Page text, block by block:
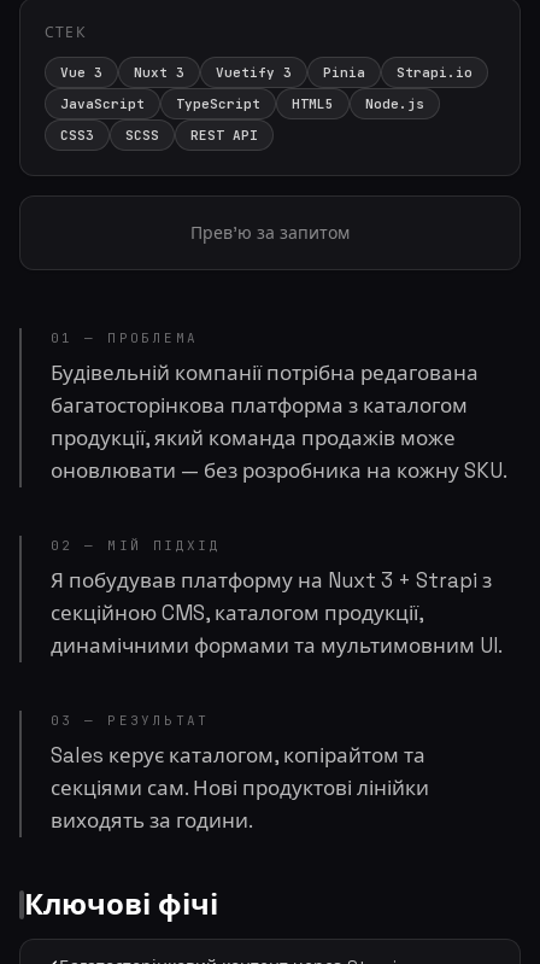
СТЕК
Vue 3 Nuxt 3 Vuetify 3 Pinia
Strapi.io
JavaScript
TypeScript HTML5
Node.js
CSS3
SCSS REST API
Прев'ю за запитом
01 — ПРОБЛЕМА
Будівельній компанії потрібна редагована
багатосторінкова платформа з каталогом
продукції, який команда продажів може
оновлювати — без розробника на кожну SKU.
02 — МІЙ ПІДХІД
Я побудував платформу на Nuxt 3 + Strapi з
секційною CMS, каталогом продукції,
динамічними формами та мультимовним UI.
03 — РЕЗУЛЬТАТ
Sales керує каталогом, копірайтом та
секціями сам. Нові продуктові лінійки
виходять за години.
Ключові фічі